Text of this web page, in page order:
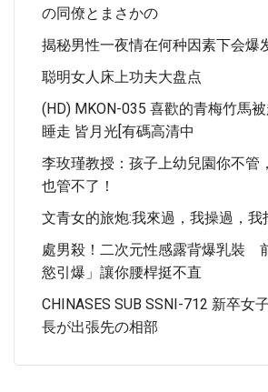
の同僚とまさかの
揭秘男性一夜情在何种因素下会爆
聪明女人床上功夫大盘点
(HD) MKON-035 喜歡的青梅竹馬
睡走 皆月光[有碼高清中
李玫瑾教授：孩子上幼兒園你不管
也管不了！
文青女的旅炮:我來過，我操過，我
處男殺！二次元性感露背爆乳裝
慾引爆」讓你腰桿挺不直
CHINASES SUB SSNI-712 新卒女
長が出張先の相部